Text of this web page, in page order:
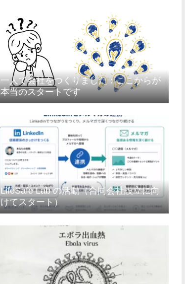
一人で会社をつくりました：ここからが
本当のスタートです
LifeSafe Lab の活動（合同会社設立に向
けてスタート）